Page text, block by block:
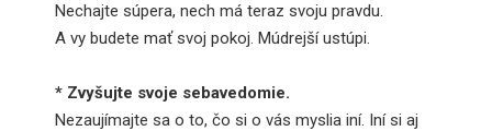
Nechajte súpera, nech má teraz svoju pravdu.
A vy budete mať svoj pokoj. Múdrejší ustúpi.
* Zvyšujte svoje sebavedomie.
Nezaujímajte sa o to, čo si o vás myslia iní. Iní si aj